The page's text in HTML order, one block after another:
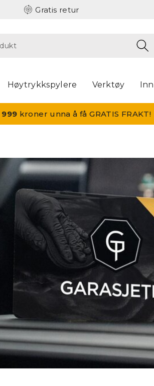
Gratis retur
Høytrykkspylere Verktøy
999 kroner unna å få GRATIS FRAKT!